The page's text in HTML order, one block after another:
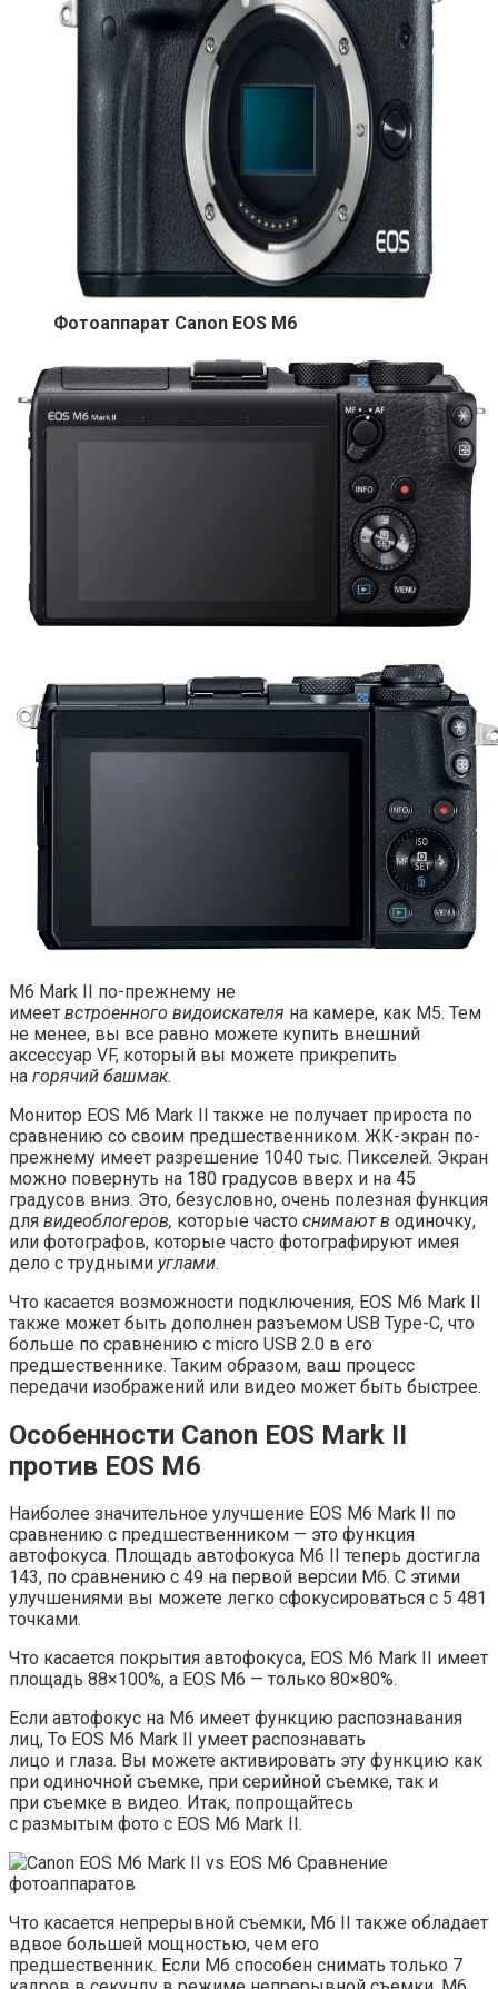
Фотоаппарат Canon EOS M6
M6 Mark II по-прежнему не
имеет встроенного видоискателя на камере, как M5. Тем
не менее, вы все равно можете купить внешний
аксессуар VF, который вы можете прикрепить
на горячий башмак.
Монитор EOS M6 Mark II также не получает прироста по
сравнению со своим предшественником. ЖК-экран по-
прежнему имеет разрешение 1040 тыс. Пикселей. Экран
можно повернуть на 180 градусов вверх и на 45
градусов вниз. Это, безусловно, очень полезная функция
для видеоблогеров, которые часто снимают в одиночку,
или фотографов, которые часто фотографируют имея
дело с трудными углами.
Что касается возможности подключения, EOS M6 Mark II
также может быть дополнен разъемом USB Type-C, что
больше по сравнению с micro USB 2.0 в его
предшественнике. Таким образом, ваш процесс
передачи изображений или видео может быть быстрее.
Особенности Canon EOS Mark II
против EOS M6
Наиболее значительное улучшение EOS M6 Mark II по
сравнению с предшественником — это функция
автофокуса. Площадь автофокуса M6 II теперь достигла
143, по сравнению с 49 на первой версии M6. С этими
улучшениями вы можете легко сфокусироваться с 5 481
точками.
Что касается покрытия автофокуса, EOS M6 Mark II имеет
площадь 88×100%, а EOS M6 — только 80×80%.
Если автофокус на M6 имеет функцию распознавания
лиц, То EOS M6 Mark II умеет распознавать
лицо и глаза. Вы можете активировать эту функцию как
при одиночной съемке, при серийной съемке, так и
при съемке в видео. Итак, попрощайтесь
с размытым фото с EOS M6 Mark II.
Что касается непрерывной съемки, M6 II также обладает
вдвое большей мощностью, чем его
предшественник. Если M6 способен снимать только 7